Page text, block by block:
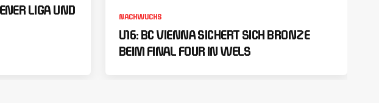
LIGA UND
NACHWUCHS
U16: BC VIENNA SICHERT SICH BRONZE
BEIM FINAL FOUR IN WELS